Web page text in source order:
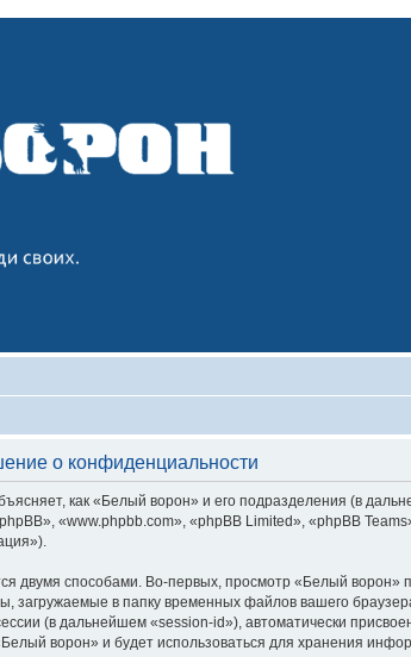
о конфиденциальности
как «Белый ворон» и его подразделения (в
«www.phpbb.com», «phpBB Limited», «phpBB
двумя способами. Во-первых, просмотр «Белый ворон»
загружаемые в папку временных файлов вашего
(в дальнейшем «session-id»), автоматически
ворон» и будет использоваться для хранения